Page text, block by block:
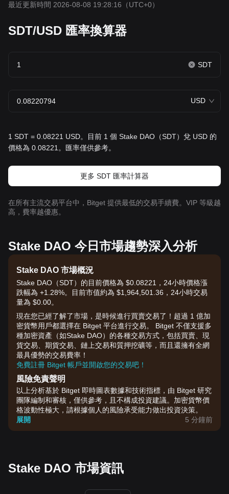
最近更新時間 2026-08-08 19:28:16 （UTC+0）
SDT/USD 匯率換算器
SDT
USD
1 SDT = 0.08221 USD。目前 1 個 Stake DAO（SDT）兌 USD 的
價格為 0.08221。匯率僅供參考。
更多 SDT 匯率計算器
在所有主流交易平台中，Bitget 提供最低的交易手續費。VIP 等級越
高，費率越優惠。
Stake DAO 今日市場趨勢深入分析
Stake DAO 市場概況
Stake DAO（SDT）的目前價格為 $0.08221，24小時價格漲
跌幅為 +1.28%。目前市值約為 $1,964,501.36，24小時交易
量為 $0.00。
現在您已經了解了市場，是時候進行買賣交易了！超過 1 億加
密貨幣用戶都選擇在 Bitget 平台進行交易。 Bitget 不僅支援多
種加密資產（如Stake DAO）的各種交易方式，包括買賣、現
貨交易、期貨交易、鏈上交易和質押挖礦等，而且還擁有全網
最具優勢的交易費率！
免費註冊 Bitget 帳戶並開啟您的交易吧！
風險免責聲明
以上分析基於 Bitget 即時圖表數據和技術指標，由 Bitget 研究
團隊編制和審核，僅供參考，且不構成投資建議。加密貨幣價
格波動性極大，請根據個人的風險承受能力做出投資決策。
展開
5 分鐘前
Stake DAO 市場資訊